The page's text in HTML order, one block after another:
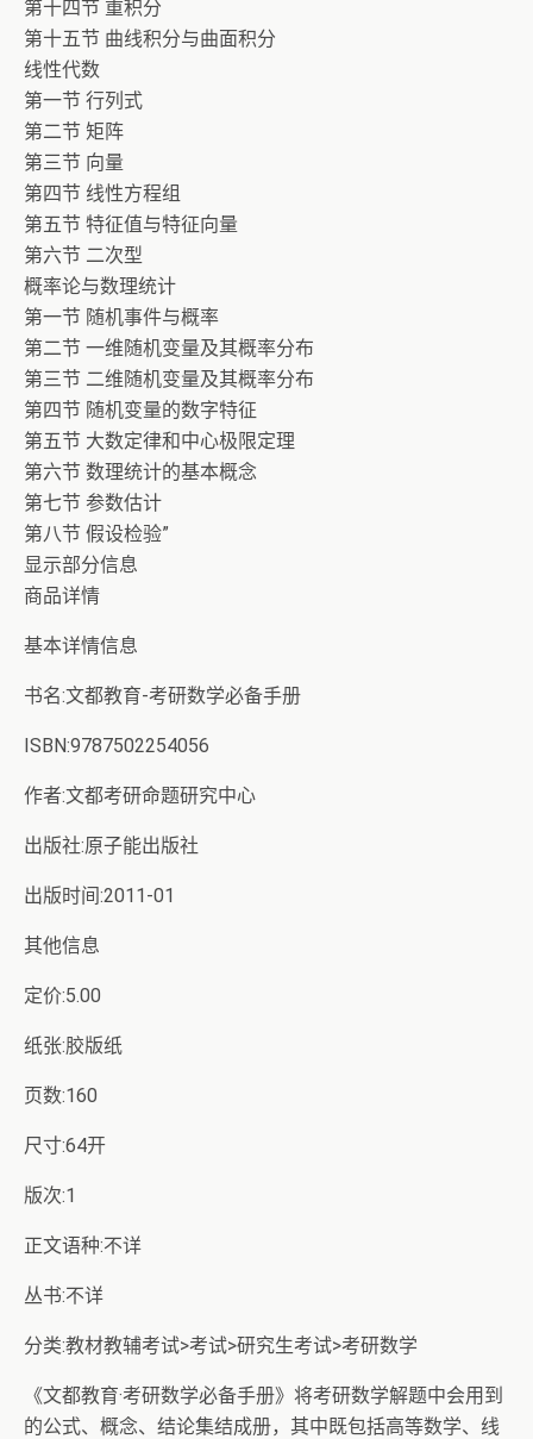
第十四节 重积分
第十五节 曲线积分与曲面积分
线性代数
第一节 行列式
第二节 矩阵
第三节 向量
第四节 线性方程组
第五节 特征值与特征向量
第六节 二次型
概率论与数理统计
第一节 随机事件与概率
第二节 一维随机变量及其概率分布
第三节 二维随机变量及其概率分布
第四节 随机变量的数字特征
第五节 大数定律和中心极限定理
第六节 数理统计的基本概念
第七节 参数估计
第八节 假设检验”
显示部分信息
商品详情
基本详情信息
书名:文都教育-考研数学必备手册
ISBN:9787502254056
作者:文都考研命题研究中心
出版社:原子能出版社
出版时间:2011-01
其他信息
定价:5.00
纸张:胶版纸
页数:160
尺寸:64开
版次:1
正文语种:不详
丛书:不详
分类:教材教辅考试>考试>研究生考试>考研数学
《文都教育·考研数学必备手册》将考研数学解题中会用到
的公式、概念、结论集结成册，其中既包括高等数学、线